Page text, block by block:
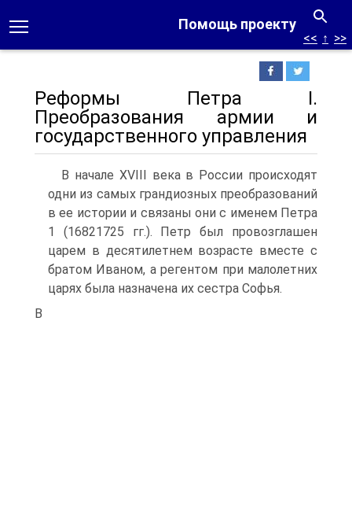
Помощь проекту
<< ↑ >>
Реформы Петра I.
Преобразования армии и
государственного управления
В начале XVIII века в России происходят
одни из самых грандиоз­ных преобразований
в ее истории и связаны они с именем Петра
1 (1682­1725 гг.). Петр был провозглашен
царем в десятилетнем возрасте вместе с
братом Иваном, а регентом при малолетних
царях была назначена их сест­ра Софья.
В